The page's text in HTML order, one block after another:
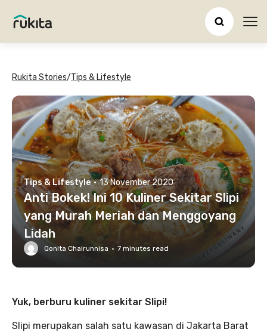
Rukita Stories/Tips & Lifestyle
Tips & Lifestyle · 13 November 2020
Anti Bokek! Ini 10 Kuliner Sekitar Slipi
yang Murah Meriah dan Menggoyang
Lidah
Qonita Chairunnisa · 7 minutes read
Yuk, berburu kuliner sekitar Slipi!
Slipi merupakan salah satu kawasan di Jakarta Barat